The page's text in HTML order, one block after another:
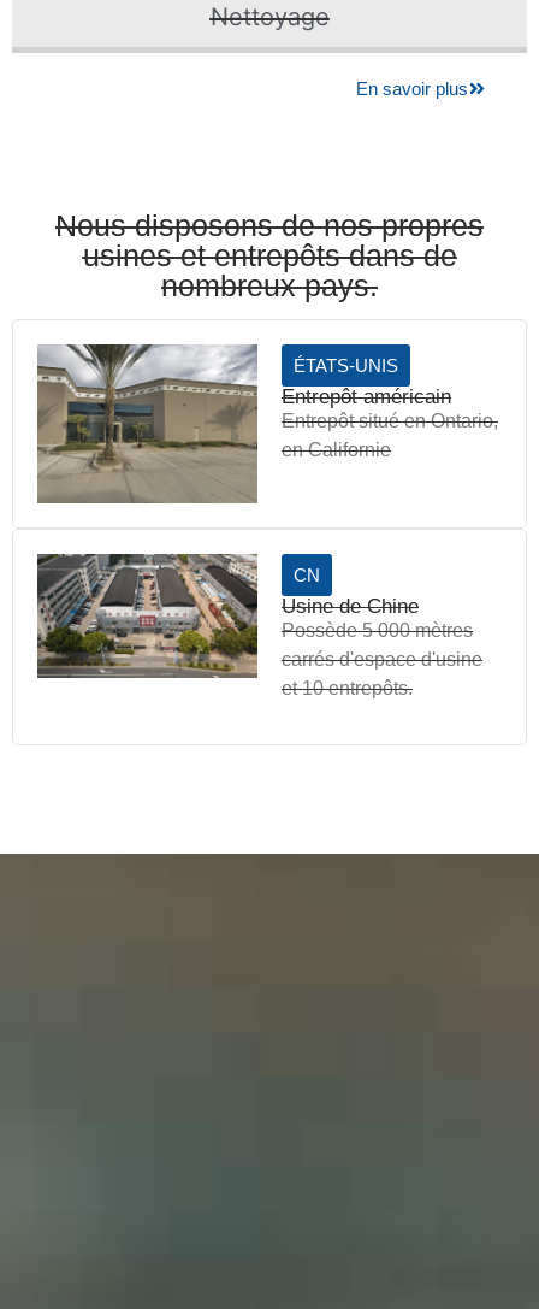
Nettoyage
En savoir plus
Nous disposons de nos propres
usines et entrepôts dans de
nombreux pays.
ÉTATS-UNIS
Entrepôt américain
Entrepôt situé en Ontario,
en Californie
CN
Usine de Chine
Possède 5 000 mètres
carrés d'espace d'usine
et 10 entrepôts.